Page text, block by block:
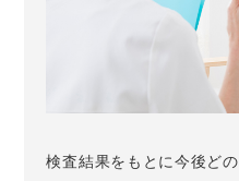
検査結果をもとに今後ど